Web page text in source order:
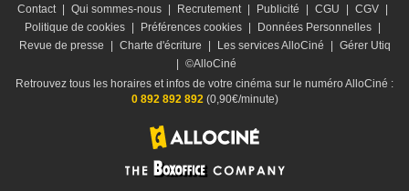
Contact Qui sommes-nous Recrutement Publicité CGU CGV
Politique de cookies
Préférences cookies Données Personnelles
Revue de presse
Charte d'écriture Les services AlloCiné
Gérer Utiq
©AlloCiné
Retrouvez tous les horaires et infos de votre cinéma sur le numéro AlloCiné :
0 892 892 892(0,90€/minute)